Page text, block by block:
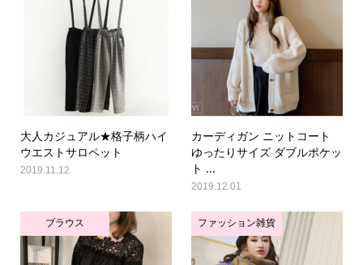
大人カジュアル★格子柄ハイ
ウエストサロペット
2019.11.12
カーディガン ニットコート
ゆったりサイズ ダブルポケッ
ト ...
2019.12.01
ブラウス ファッション雑貨